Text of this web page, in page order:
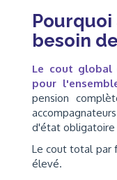
Pourquoi
besoin
Le cout global
pour
pension
d'état obligatoire
Le cout total par
élevé.